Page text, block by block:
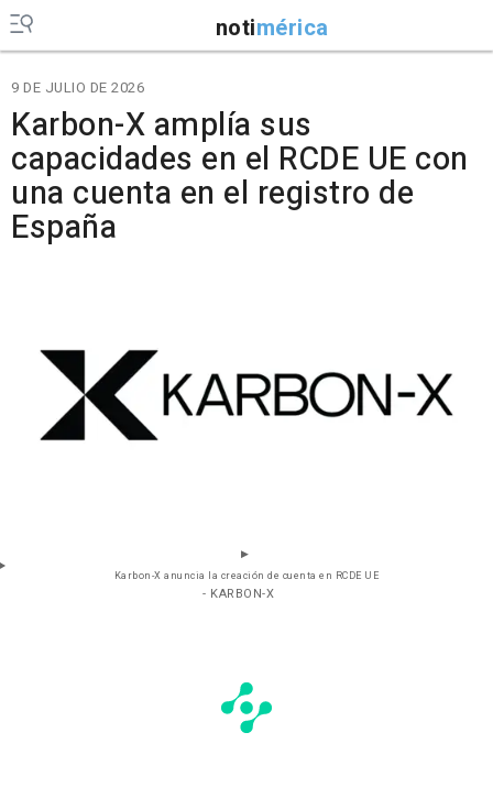
notimérica
9 DE JULIO DE 2026
Karbon-X amplía sus
capacidades en el RCDE UE con
una cuenta en el registro de
España
Karbon-X anuncia la creación de cuenta en RCDE UE
- KARBON-X